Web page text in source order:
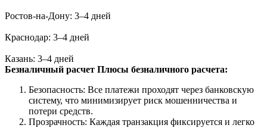
Ростов-на-Дону: 3–4 дней
Краснодар: 3–4 дней
Казань: 3–4 дней
Безналичный расчет Плюсы безналичного расчета:
Безопасность: Все платежи проходят через банковскую
систему, что минимизирует риск мошенничества и
потери средств.
Прозрачность: Каждая транзакция фиксируется и легко